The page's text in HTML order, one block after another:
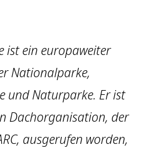
ist ein europaweiter
Nationalparke,
und Naturparke. Er ist
Dachorganisation, der
ausgerufen worden,